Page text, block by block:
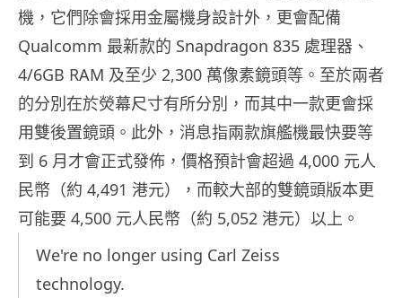
機，它們除會採用金屬機身設計外，更會配備
Qualcomm 最新款的 Snapdragon 835 處理器、
4/6GB RAM 及至少 2,300 萬像素鏡頭等。至於兩者
的分別在於熒幕尺寸有所分別，而其中一款更會採
用雙後置鏡頭。此外，消息指兩款旗艦機最快要等
到 6 月才會正式發佈，價格預計會超過 4,000 元人
民幣（約 4,491 港元），而較大部的雙鏡頭版本更
可能要 4,500 元人民幣（約 5,052 港元）以上。
We're no longer using Carl Zeiss
technology.